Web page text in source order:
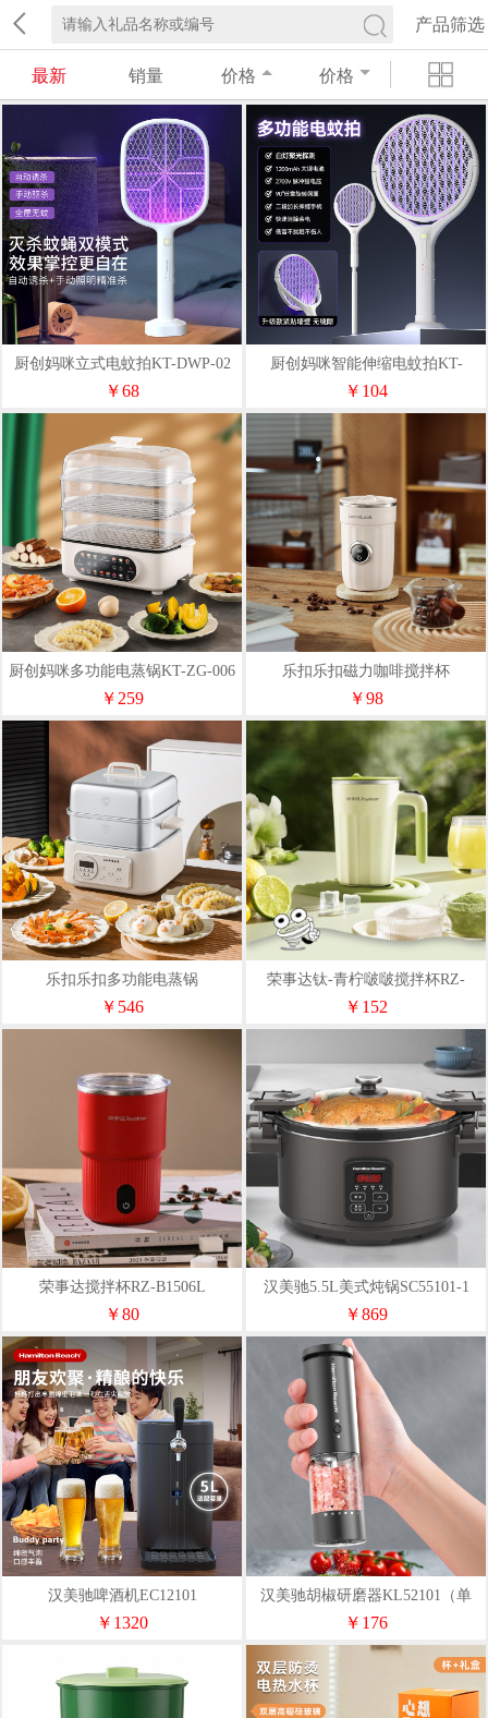
产品筛选
最新 销量 价格 价格
厨创妈咪立式电蚊拍KT-DWP-02
￥68
厨创妈咪智能伸缩电蚊拍KT-
DWP-01S
￥104
厨创妈咪多功能电蒸锅KT-ZG-006
￥259
乐扣乐扣磁力咖啡搅拌杯
EJM3225WHT
￥98
乐扣乐扣多功能电蒸锅
EJP3495WHT
￥546
荣事达钛-青柠啵啵搅拌杯RZ-
B1588L（Ti）
￥152
荣事达搅拌杯RZ-B1506L
￥80
汉美驰5.5L美式炖锅SC55101-1
￥869
汉美驰啤酒机EC12101
￥1320
汉美驰胡椒研磨器KL52101（单
只）
￥176